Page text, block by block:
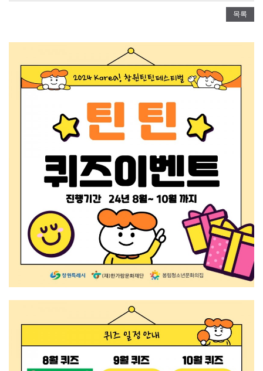
목록